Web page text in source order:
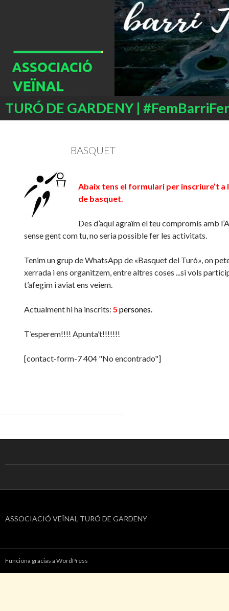
TURÓ DE GARDENY |
Buscar
BASQUET
Abaix tens el formulari per inscriure’t a
de basquet.
Des d’aquí agraïm el teu compromís amb
sense gent com tu, no seria possible fer les activitats.
Tenim un grup de WhatsApp de «Basquet del Turó», on
xerrada i ens organitzem, entre altres coses ..
.sivols
t’afegim i aviat ens veiem.
Actualment hi ha inscrits: 5 persones.
T’esperem!!!! Apunta’t!!!!!!!
[contact-form-7 404 "No encontrado"]
ASSOCIACIÓ VEÏNAL TURÓ DE GARDENY
Funciona gracias a WordPress